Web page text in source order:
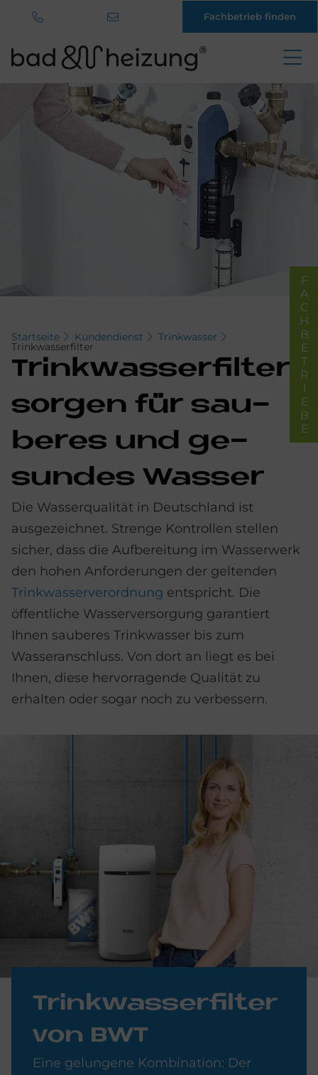
Fachbetrieb finden
Startseite Kundendienst Trinkwasser
Trinkwasserfilter
Trink­was­ser­fil­ter
sor­gen für sau­
be­res und ge­
sun­des Was­ser
Die Wasserqualität in Deutschland ist
ausgezeichnet. Strenge Kontrollen stellen
sicher, dass die Aufbereitung im Wasserwerk
den hohen Anforderungen der geltenden
Trinkwasserverordnung entspricht. Die
öffentliche Wasserversorgung garantiert
Ihnen sauberes Trinkwasser bis zum
Wasseranschluss. Von dort an liegt es bei
Ihnen, diese hervorragende Qualität zu
erhalten oder sogar noch zu verbessern.
Trink­was­ser­fil­ter
von BWT
Eine gelungene Kombination: Der
FACHBETRIEBE